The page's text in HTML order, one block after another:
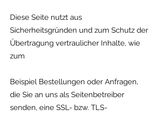
Diese Seite nutzt aus
Sicherheitsgründen und zum Schutz der
Übertragung vertraulicher Inhalte, wie
zum
Beispiel Bestellungen oder Anfragen,
die Sie an uns als Seitenbetreiber
senden, eine SSL- bzw. TLS-